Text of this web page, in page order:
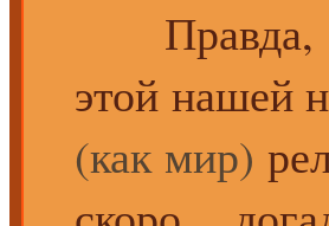
Правда,
этой нашей
(как мир)